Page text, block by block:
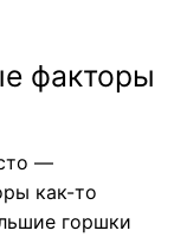
факторы
—
как-то
горшки